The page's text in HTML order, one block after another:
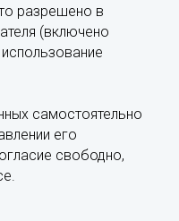
разрешено в
(включено
самостоятельно
его
свободно,